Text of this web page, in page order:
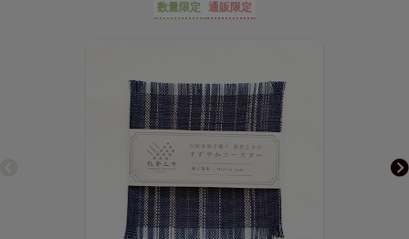
数量限定 通販限定